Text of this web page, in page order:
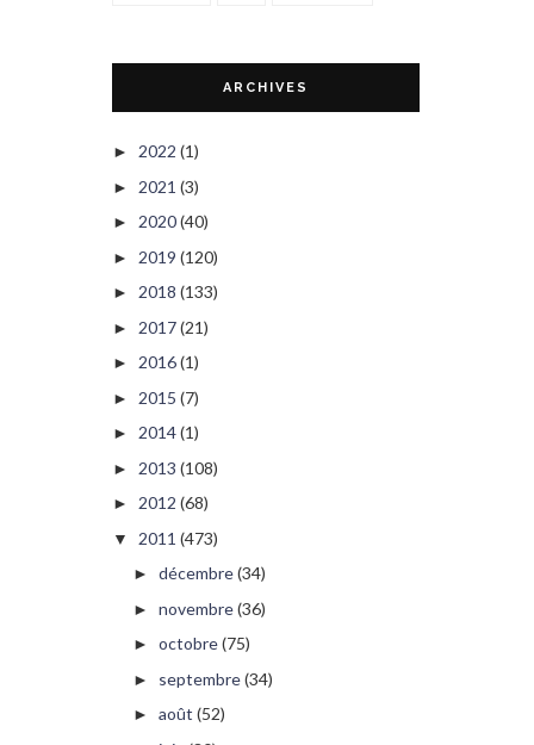
ARCHIVES
► 2022 (1)
► 2021 (3)
► 2020(40)
► 2019 (120)
► 2018 (133)
► 2017(21)
► 2016(1)
► 2015 (7)
► 2014(1)
► 2013 (108)
► 2012 (68)
▼ 2011 (473)
► décembre(34)
► novembre(36)
► octobre(75)
► septembre(34)
► août (52)